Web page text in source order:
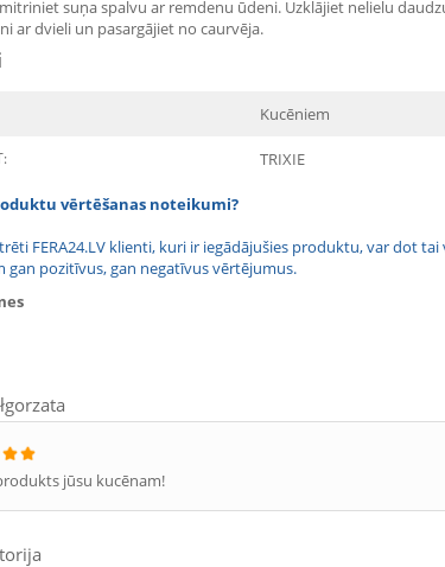
suņa spalvu ar remdenu ūdeni. Uzklājiet nelielu
ar dvieli un pasargājiet no caurvēja.
Kucēniem
TRIXIE
vērtēšanas noteikumi?
FERA24.LV klienti, kuri ir iegādājušies produktu, var dot
gan pozitīvus, gan negatīvus vērtējumus.
jūsu kucēnam!